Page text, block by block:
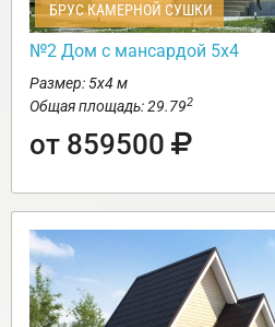
БРУС КАМЕРНОЙ СУШКИ
№2 Дом с мансардой 5х4
Размер: 5х4 м
Общая площадь: 29.792
от 859500